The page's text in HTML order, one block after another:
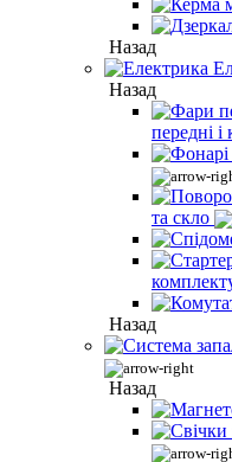
Назад
Назад
передні і
та скло
Назад
Назад